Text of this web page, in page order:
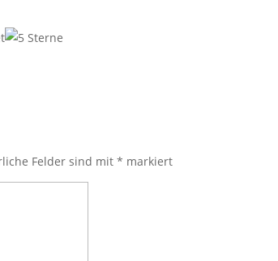
Felder sind mit* markiert